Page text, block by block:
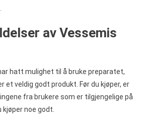
av Vessemis
hatt mulighet til å bruke preparatet,
et veldig godt produkt. Før du kjøper, er
fra brukere som er tilgjengelige på
noe godt.